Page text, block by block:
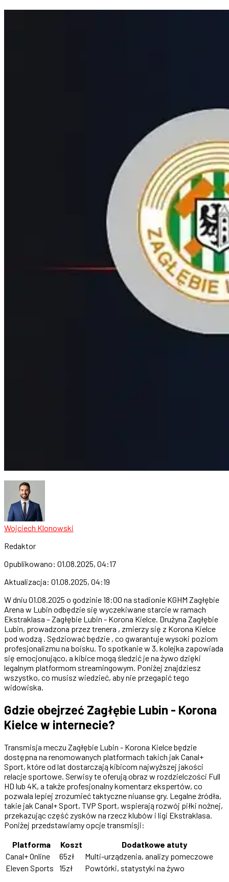
Wojciech Klonowski
Redaktor
Opublikowano: 01.08.2025, 04:17
Aktualizacja: 01.08.2025, 04:19
W dniu 01.08.2025 o godzinie 18:00 na stadionie KGHM Zagłębie
Arena w Lubin odbędzie się wyczekiwane starcie w ramach
Ekstraklasa – Zagłębie Lubin - Korona Kielce. Drużyna Zagłębie
Lubin, prowadzona przez trenera , zmierzy się z Korona Kielce
pod wodzą . Sędziować będzie , co gwarantuje wysoki poziom
profesjonalizmu na boisku. To spotkanie w 3. kolejka zapowiada
się emocjonująco, a kibice mogą śledzić je na żywo dzięki
legalnym platformom streamingowym. Poniżej znajdziesz
wszystko, co musisz wiedzieć, aby nie przegapić tego
widowiska.
Gdzie obejrzeć Zagłębie Lubin - Korona
Kielce w internecie?
Transmisja meczu Zagłębie Lubin - Korona Kielce będzie
dostępna na renomowanych platformach takich jak Canal+
Sport, które od lat dostarczają kibicom najwyższej jakości
relacje sportowe. Serwisy te oferują obraz w rozdzielczości Full
HD lub 4K, a także profesjonalny komentarz ekspertów, co
pozwala lepiej zrozumieć taktyczne niuanse gry. Legalne źródła,
takie jak Canal+ Sport, TVP Sport, wspierają rozwój piłki nożnej,
przekazując część zysków na rzecz klubów i ligi Ekstraklasa.
Poniżej przedstawiamy opcje transmisji:
Platforma
Koszt
Dodatkowe atuty
Canal+ Online
65zł
Multi-urządzenia, analizy pomeczowe
Eleven Sports
15zł Powtórki, statystyki na żywo